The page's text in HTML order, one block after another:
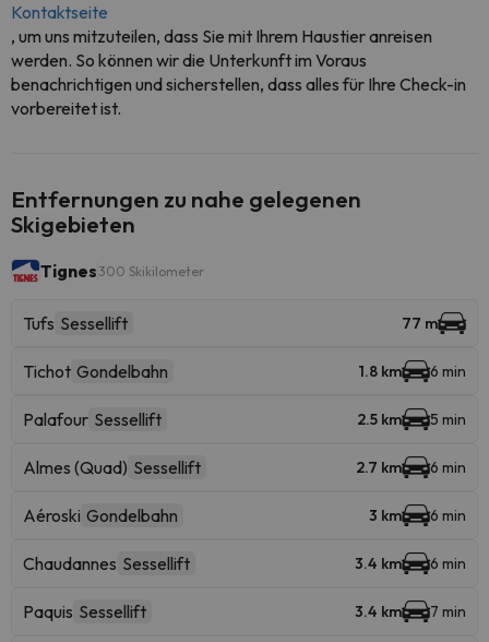
Kontaktseite
, um uns mitzuteilen, dass Sie mit Ihrem Haustier anreisen
werden. So können wir die Unterkunft im Voraus
benachrichtigen und sicherstellen, dass alles für Ihre Check-in
vorbereitet ist.
Entfernungen zu nahe gelegenen
Skigebieten
Tignes 300 Skikilometer
Tufs Sessellift 77 m
Tichot Gondelbahn 1.8 km 6 min
Palafour Sessellift 2.5 km 5 min
Almes (Quad) Sessellift 2.7 km 6 min
Aéroski Gondelbahn 3 km 6 min
Chaudannes Sessellift 3.4 km 6 min
Paquis Sessellift 3.4 km 7 min